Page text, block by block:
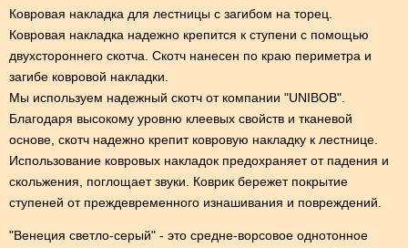
Ковровая накладка для лестницы с загибом на торец.
Ковровая накладка надежно крепится к ступени с помощью
двухстороннего скотча. Скотч нанесен по краю периметра и
загибе ковровой накладки.
Мы используем надежный скотч от компании "UNIBOB".
Благодаря высокому уровню клеевых свойств и тканевой
основе, скотч надежно крепит ковровую накладку к лестнице.
Использование ковровых накладок предохраняет от падения и
скольжения, поглощает звуки. Коврик бережет покрытие
ступеней от преждевременного изнашивания и повреждений.
"Венеция светло-серый" - это средне-ворсовое однотонное